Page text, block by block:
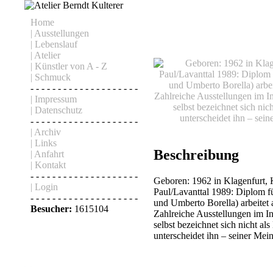
Home
| Ausstellungen
| Lebenslauf
| Atelier
| Künstler von A - Z
| Schmuck
- - - - - - - - - - - - - - - - - - - -
| Impressum
| Datenschutz
- - - - - - - - - - - - - - - - - - - -
| Archiv
| Links
| Anfahrt
| Kontakt
- - - - - - - - - - - - - - - - - - - -
| Login
- - - - - - - - - - - - - - - - - - - -
Besucher: 1615104
Beschreibung
Geboren: 1962 in Klagenfurt,
Paul/Lavanttal 1989: Diplom
und Umberto Borella) arbeitet
Zahlreiche Ausstellungen im
selbst bezeichnet sich nicht
unterscheidet ihn – seiner